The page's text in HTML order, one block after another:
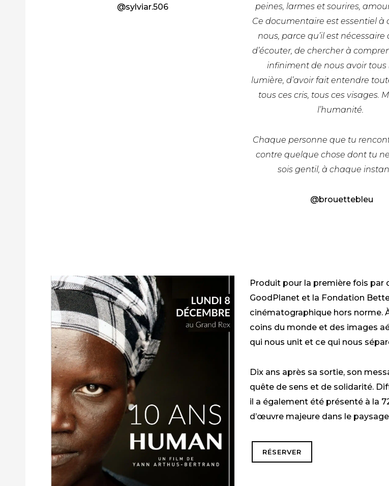
@sylviar.506
peines, larmes et sourires,
Ce documentaire est essentiel à
nous, parce qu’il est nécessaire
d’écouter, de chercher à
infiniment de nous avoir tous
lumière, d’avoir fait entendre
tous ces cris, tous ces visages.
l’humanité.
Chaque personne que tu
contre quelque chose dont tu ne
sois gentil, à chaque
@brouettebleu
Produit pour la première fois par
GoodPlanet et la Fondation
cinématographique hors norme.
coins du monde et des images
qui nous unit et ce qui nous
Dix ans après sa sortie, son
quête de sens et de solidarité.
il a également été présenté à la
d’œuvre majeure dans le
RÉSERVER